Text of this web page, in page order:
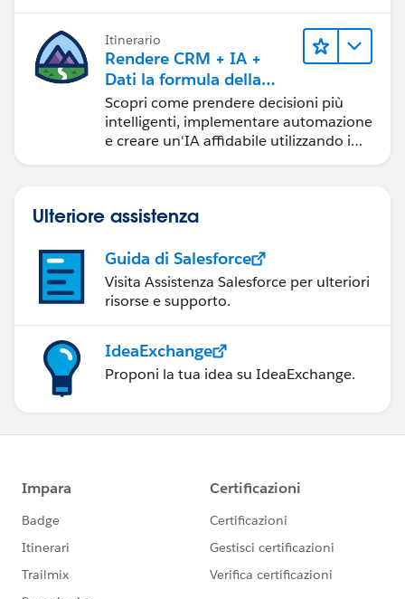
Itinerario
Rendere CRM + IA +
Dati la formula della
fiducia
Scopri come prendere decisioni più
intelligenti, implementare automazione
e creare un'IA affidabile utilizzando i
prodotti e le tecnologie Salesforce più
Ulteriore assistenza
Guida di Salesforce
Visita Assistenza Salesforce per ulteriori
risorse e supporto.
IdeaExchange
Proponi la tua idea su IdeaExchange.